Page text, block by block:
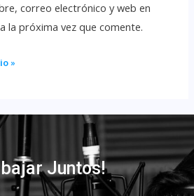
correo electrónico y web en
la próxima vez que comente.
Juntos!